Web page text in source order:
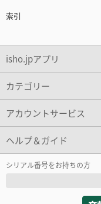
索引
isho.jpアプリ
カテゴリー
アカウントサービス
ヘルプ＆ガイド
シリアル番号をお持ちの方